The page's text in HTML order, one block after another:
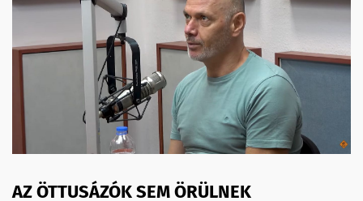
AZ ÖTTUSÁZÓK SEM ÖRÜLNEK